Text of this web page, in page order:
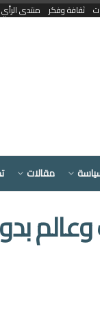
ثقافة وفكر منتدى الرأي
مقالات